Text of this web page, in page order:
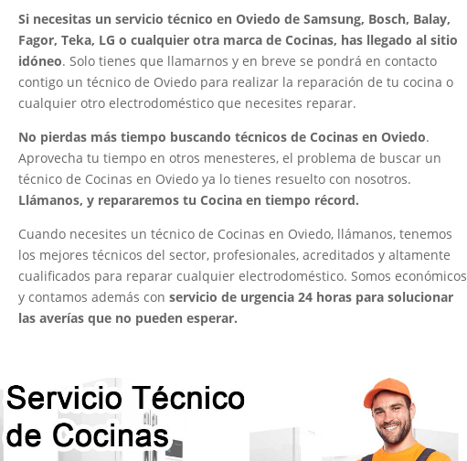
Si necesitas un servicio técnico en Oviedo de Samsung, Bosch, Balay,
Fagor, Teka, LG o cualquier otra marca de Cocinas, has llegado al sitio
idóneo. Solo tienes que llamarnos y en breve se pondrá en contacto
contigo un técnico de Oviedo para realizar la reparación de tu cocina o
cualquier otro electrodoméstico que necesites reparar.
No pierdas más tiempo buscando técnicos de Cocinas en Oviedo.
Aprovecha tu tiempo en otros menesteres, el problema de buscar un
técnico de Cocinas en Oviedo ya lo tienes resuelto con nosotros.
Llámanos, y repararemos tu Cocina en tiempo récord.
Cuando necesites un técnico de Cocinas en Oviedo, llámanos, tenemos
los mejores técnicos del sector, profesionales, acreditados y altamente
cualificados para reparar cualquier electrodoméstico. Somos económicos
y contamos además con servicio de urgencia 24 horas para solucionar
las averías que no pueden esperar.